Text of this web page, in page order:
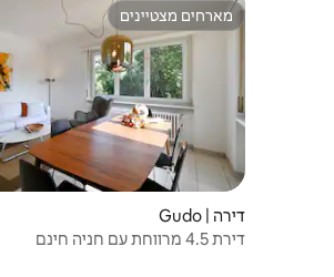
מארחים מצטיינים
מארחים מצטיינים
דירה | Gudo
דירת 4.5 מרווחת עם חניה חינם